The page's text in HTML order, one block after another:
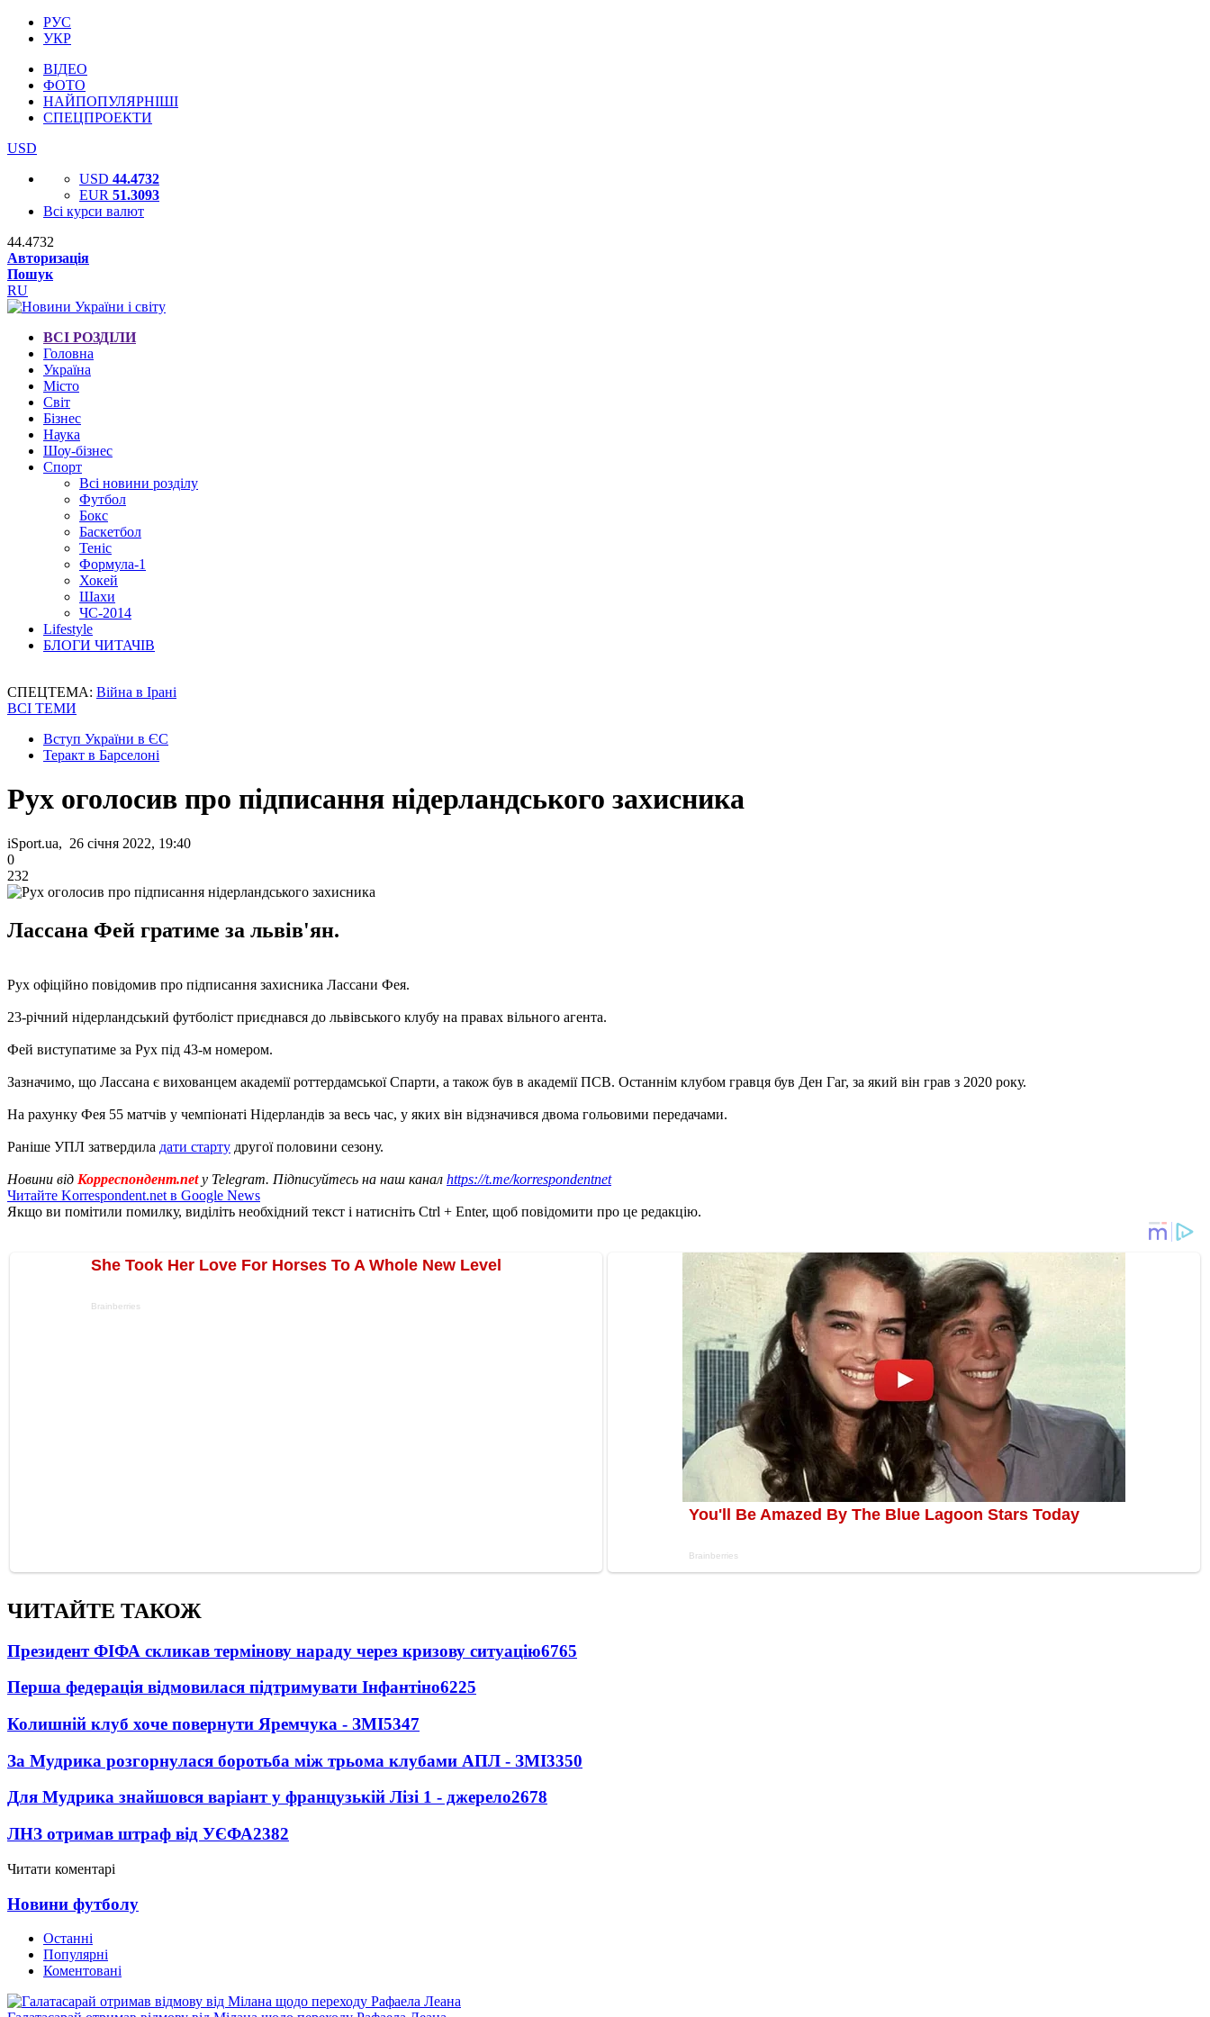
РУС
УКР
ВІДЕО
ФОТО
НАЙПОПУЛЯРНІШІ
СПЕЦПРОЕКТИ
USD
USD 44.4732
EUR 51.3093
Всі курси валют
44.4732
Авторизація
Пошук
RU
ВСІ РОЗДІЛИ
Головна
Україна
Місто
Світ
Бізнес
Наука
Шоу-бізнес
Спорт
Всі новини розділу
Футбол
Бокс
Баскетбол
Теніс
Формула-1
Хокей
Шахи
ЧС-2014
Lifestyle
БЛОГИ ЧИТАЧІВ
СПЕЦТЕМА: Війна в Ірані
ВСІ ТЕМИ
Вступ України в ЄС
Теракт в Барселоні
Рух оголосив про підписання нідерландського захисника
iSport.ua, 26 січня 2022, 19:40
0
232
Лассана Фей гратиме за львів'ян.
Рух офіційно повідомив про підписання захисника Лассани Фея.
23-річний нідерландський футболіст приєднався до львівського клубу на правах вільного агента.
Фей виступатиме за Рух під 43-м номером.
Зазначимо, що Лассана є вихованцем академії роттердамської Спарти, а також був в академії ПСВ. Останнім клубом гравця був Ден Гаг, за який він грав з 2020 року.
На рахунку Фея 55 матчів у чемпіонаті Нідерландів за весь час, у яких він відзначився двома гольовими передачами.
Раніше УПЛ затвердила дати старту другої половини сезону.
Новини від Корреспондент.netу Telegram. Підписуйтесь на наш канал https://t.me/korrespondentnet
Читайте Korrespondent.net в Google News
Якщо ви помітили помилку, виділіть необхідний текст і натисніть Ctrl + Enter, щоб повідомити про це редакцію.
ЧИТАЙТЕ ТАКОЖ
Президент ФІФА скликав термінову нараду через кризову ситуацію6765
Перша федерація відмовилася підтримувати Інфантіно6225
Колишній клуб хоче повернути Яремчука - ЗМІ5347
За Мудрика розгорнулася боротьба між трьома клубами АПЛ - ЗМІ3350
Для Мудрика знайшовся варіант у французькій Лізі 1 - джерело2678
ЛНЗ отримав штраф від УЄФА2382
Читати коментарі
Новини футболу
Останні
Популярні
Коментовані